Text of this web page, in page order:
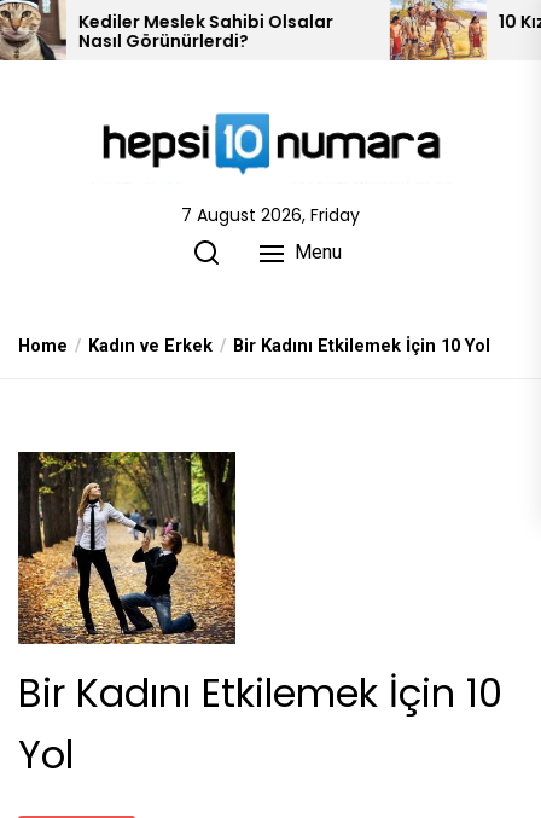
Skip
to
Sahibi Olsalar
10 Kızılderili Kabilesi
7 August 2026, Friday
Menu
Home Kadın ve Erkek Bir Kadını Etkilemek İçin 10 Yol
Bir Kadını Etkilemek İçin 10
Yol